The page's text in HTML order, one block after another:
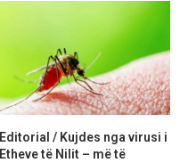
Editorial / Kujdes nga virusi i
Etheve të Nilit – më të